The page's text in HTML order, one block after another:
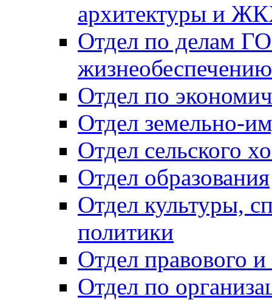
архитектуры и
Отдел по делам
Отдел по
Отдел земельно-
Отдел сельского
Отдел образования
Отдел культуры,
политики
Отдел правового
Отдел по